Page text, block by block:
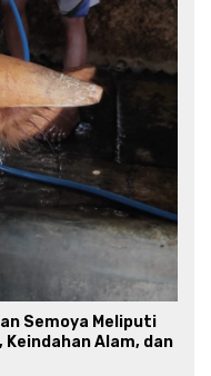
Semoya Meliputi
Alam, dan